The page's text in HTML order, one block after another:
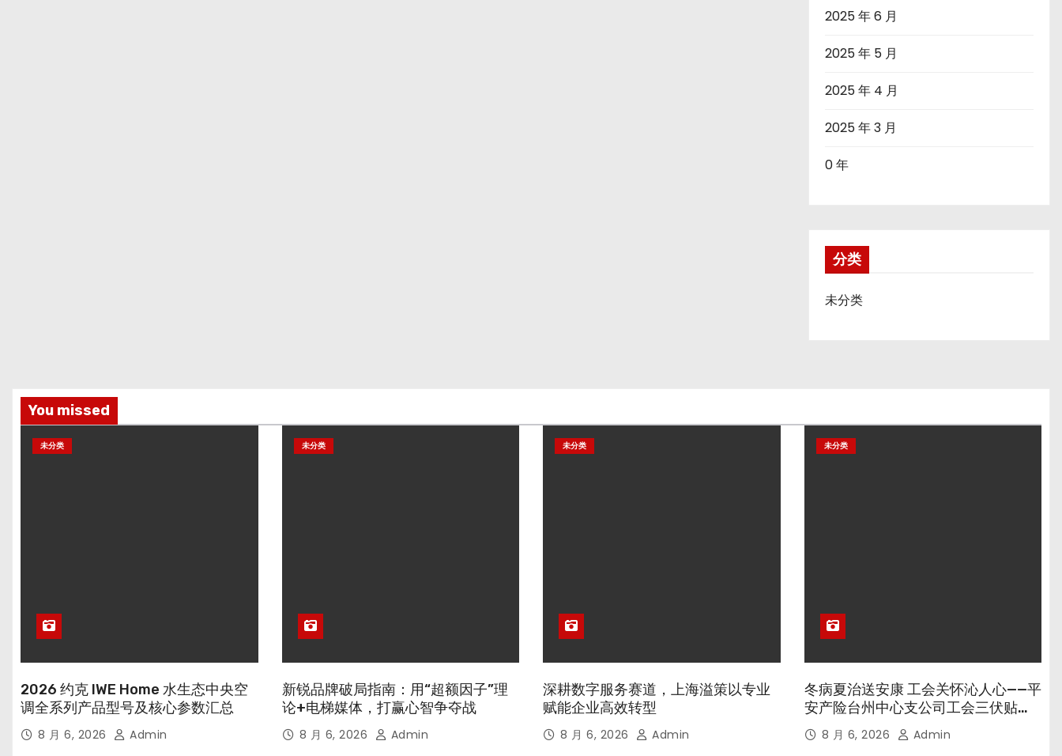
2025 年 6 月
2025 年 5 月
2025 年 4 月
2025 年 3 月
0 年
分类
未分类
You missed
未分类
2026 约克 IWE Home 水生态中央空
调全系列产品型号及核心参数汇总
8 月 6, 2026 Admin
未分类
新锐品牌破局指南：用“超额因子”理
论+电梯媒体，打赢心智争夺战
8 月 6, 2026 Admin
未分类
深耕数字服务赛道，上海溢策以专业
赋能企业高效转型
8 月 6, 2026 Admin
未分类
冬病夏治送安康 工会关怀沁人心——平
安产险台州中心支公司工会三伏贴养
生专场暖心开诊
8 月 6, 2026 Admin